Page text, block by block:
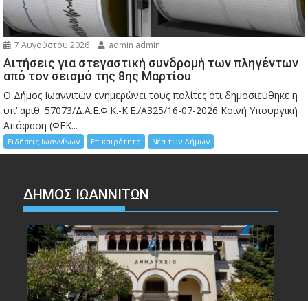
7 Αυγούστου 2026 admin admin
Αιτήσεις για στεγαστική συνδρομή των πληγέντων
από τον σεισμό της 8ης Μαρτίου
Ο Δήμος Ιωαννιτών ενημερώνει τους πολίτες ότι δημοσιεύθηκε η
υπ’ αριθ. 57073/Δ.Α.Ε.Φ.Κ.-Κ.Ε./Α325/16-07-2026 Κοινή Υπουργική
Απόφαση (ΦΕΚ...
Ειδήσεις Ιωαννίνων Επικαιρότητα Νέα των Δήμων
ΔΗΜΟΣ ΙΩΑΝΝΙΤΩΝ